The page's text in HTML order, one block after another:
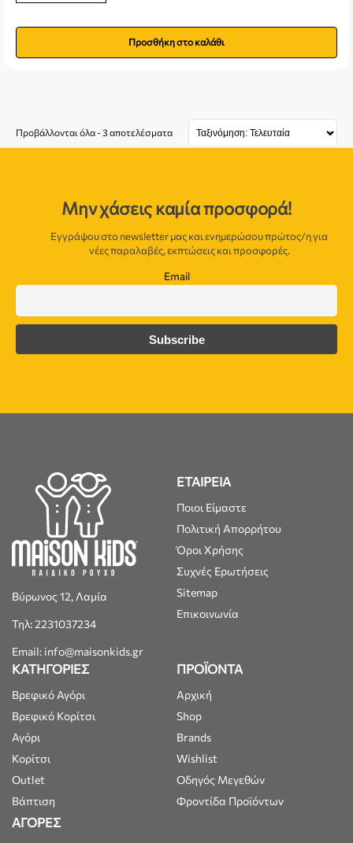
Προσθήκη στο καλάθι
Προβάλλονται όλα - 3 αποτελέσματα
Μην χάσεις καμία προσφορά!
Εγγράψου στο newsletter μας και ενημερώσου πρώτος/η για
νέες παραλαβές, εκπτώσεις και προσφορές.
Email
Βύρωνος 12, Λαμία
Τηλ: 2231037234
Email: info@maisonkids.gr
ΕΤΑΙΡΕΙΑ
Ποιοι Είμαστε
Πολιτική Απορρήτου
Όροι Χρήσης
Συχνές Ερωτήσεις
Sitemap
Επικοινωνία
ΚΑΤΗΓΟΡΙΕΣ
Βρεφικό Αγόρι
Βρεφικό Κορίτσι
Αγόρι
Κορίτσι
Outlet
Βάπτιση
ΠΡΟΪΟΝΤΑ
Αρχική
Shop
Brands
Wishlist
Οδηγός Μεγεθών
Φροντίδα Προϊόντων
ΑΓΟΡΕΣ